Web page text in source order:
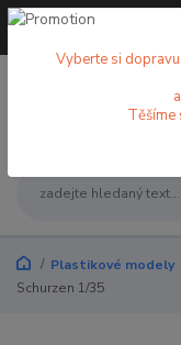
+420 773 998 582
Plastikové modely
Schurzen 1/35
Vyberte si
Těšíme